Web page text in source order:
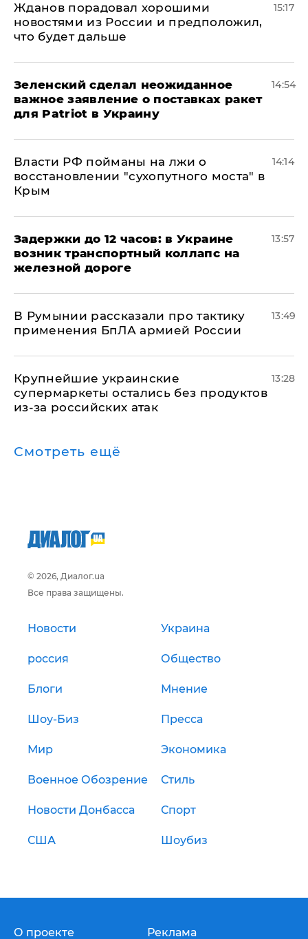
Жданов порадовал хорошими
новостями из России и предположил,
что будет дальше
15:17
Зеленский сделал неожиданное
важное заявление о поставках ракет
для Patriot в Украину
14:54
Власти РФ пойманы на лжи о
восстановлении "сухопутного моста" в
Крым
14:14
Задержки до 12 часов: в Украине
возник транспортный коллапс на
железной дороге
13:57
В Румынии рассказали про тактику
применения БпЛА армией России
13:49
Крупнейшие украинские
супермаркеты остались без продуктов
из-за российских атак
13:28
Смотреть ещё
© 2026, Диалог.ua
Все права защищены.
Новости Украина
россия Общество
Блоги Мнение
Шоу-Биз Пресса
Мир Экономика
Военное Обозрение Стиль
Новости Донбасса Спорт
США Шоубиз
О проекте Реклама